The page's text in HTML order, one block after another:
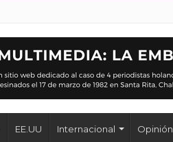
EE.UU Internacional Opinión